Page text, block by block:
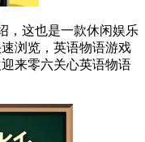
，这也是一款休闲娱乐
浏览，英语物语游戏
来零六关心英语物语